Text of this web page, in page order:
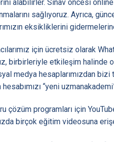
alabilirler. Sınav öncesi
sağlıyoruz. Ayrıca,
eksikliklerini
için ücretsiz olarak
birbirleriyle etkileşim
medya hesaplarımızdan
“yeni
programları için
birçok eğitim videosuna